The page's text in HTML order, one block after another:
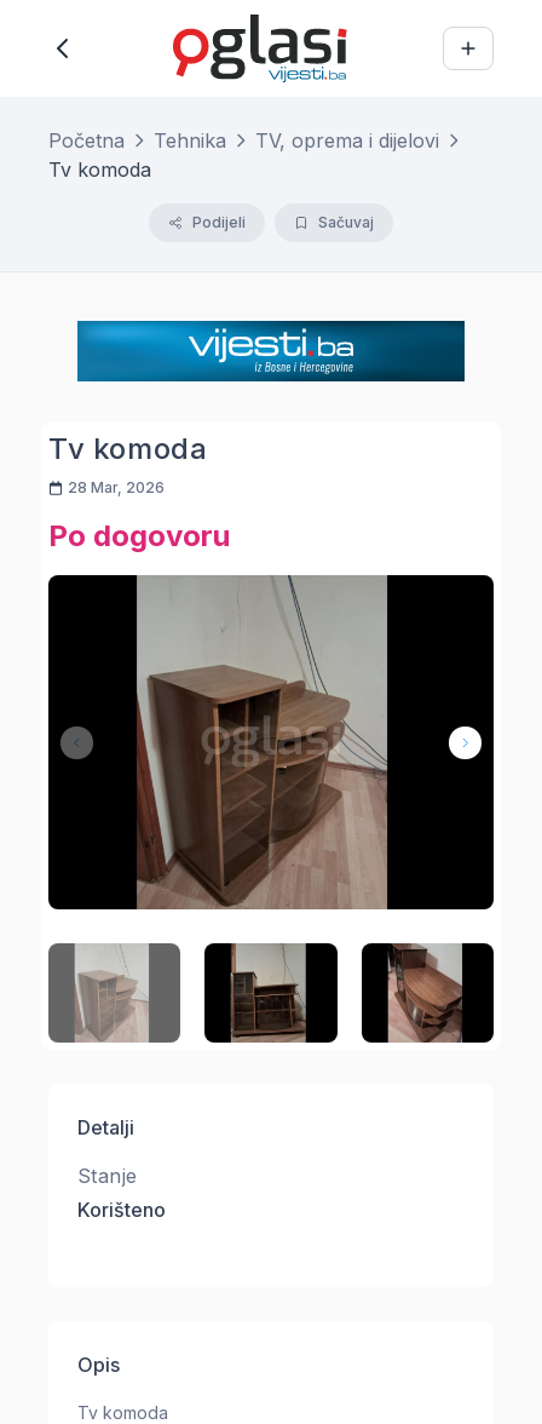
Početna Tehnika
TV, oprema i dijelovi
Tv komoda
Podijeli Sačuvaj
Tv komoda
28 Mar, 2026
Po dogovoru
Detalji
Stanje
Korišteno
Opis
Tv komoda